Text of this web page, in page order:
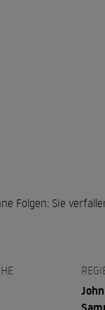
Folgen: Sie